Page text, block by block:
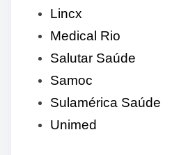
Lincx
Medical Rio
Salutar Saúde
Samoc
Sulamérica Saúde
Unimed